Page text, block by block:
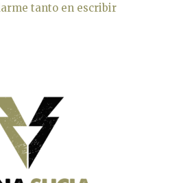
tanto en escribir